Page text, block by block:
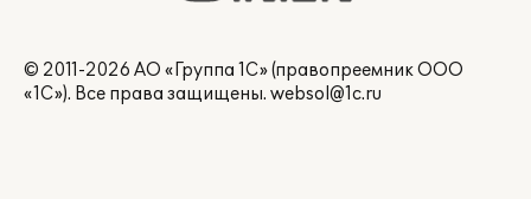
© 2011-2026 АО «Группа 1С» (правопреемник ООО
«1С»). Все права защищены. websol@1c.ru